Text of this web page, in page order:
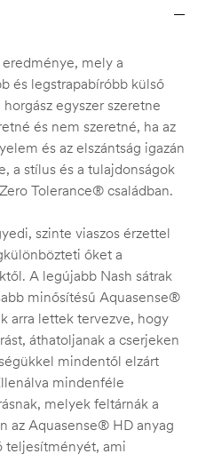
mely a
és legstrapabíróbb külső
egyszer szeretne
és nem szeretné, ha az
és az elszántság igazán
a stílus és a tulajdonságok
Tolerance® családban.
szinte viaszos érzettel
őket a
A legújabb Nash sátrak
minősítésű Aquasense®
arra lettek tervezve, hogy
áthatoljanak a cserjeken
mindentől elzárt
mindenféle
melyek feltárnák a
az Aquasense® HD anyag
teljesítményét, ami